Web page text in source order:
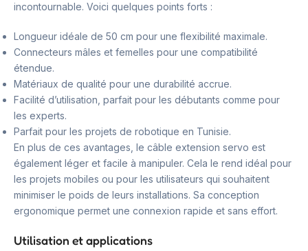
incontournable. Voici quelques points forts :
Longueur idéale de 50 cm pour une flexibilité maximale.
Connecteurs mâles et femelles pour une compatibilité
étendue.
Matériaux de qualité pour une durabilité accrue.
Facilité d’utilisation, parfait pour les débutants comme pour
les experts.
Parfait pour les projets de robotique en Tunisie.
En plus de ces avantages, le câble extension servo est
également léger et facile à manipuler. Cela le rend idéal pour
les projets mobiles ou pour les utilisateurs qui souhaitent
minimiser le poids de leurs installations. Sa conception
ergonomique permet une connexion rapide et sans effort.
Utilisation et applications